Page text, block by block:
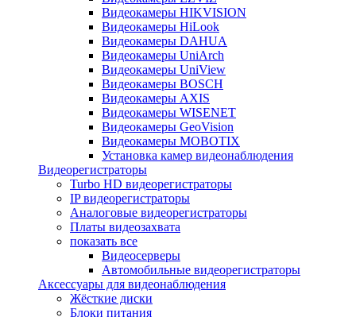
Видеокамеры HIKVISION
Видеокамеры HiLook
Видеокамеры DAHUA
Видеокамеры UniArch
Видеокамеры UniView
Видеокамеры BOSCH
Видеокамеры AXIS
Видеокамеры WISENET
Видеокамеры GeoVision
Видеокамеры MOBOTIX
Установка камер видеонаблюдения
Видеорегистраторы
Turbo HD видеорегистраторы
IP видеорегистраторы
Аналоговые видеорегистраторы
Платы видеозахвата
показать все
Видеосерверы
Автомобильные видеорегистраторы
Аксессуары для видеонаблюдения
Жёсткие диски
Блоки питания